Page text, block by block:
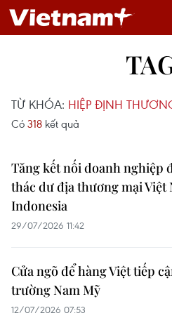
TỪ KHÓA: HIỆP ĐỊNH
Có 318 kết quả
Tăng kết nối doanh nghiệp
thác dư địa thương mại Việt
Indonesia
29/07/2026 11:42
Cửa ngõ để hàng Việt tiếp
trường Nam Mỹ
12/07/2026 07:53